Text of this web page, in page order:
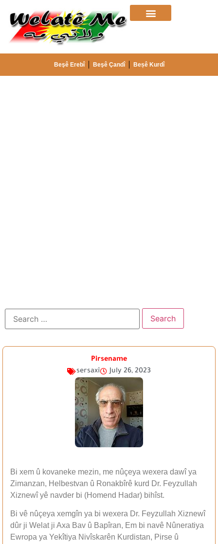
Beşê Erebî Beşê Çandî Beșê Kurdî
Pirsename
sersaxî
July 26, 2023
Bi xem û kovaneke mezin, me nûçeya wexera dawî ya
Zimanzan, Helbestvan û Ronakbîrê kurd Dr. Feyzullah
Xiznewî yê navder bi (Homend Hadar) bihîst.
Bi vê nûçeya xemgîn ya bi wexera Dr. Feyzullah Xiznewî
dûr ji Welat ji Axa Bav û Bapîran, Em bi navê Nûneratiya
Ewropa ya Yekîtiya Nivîskarên Kurdistan, Pirse û